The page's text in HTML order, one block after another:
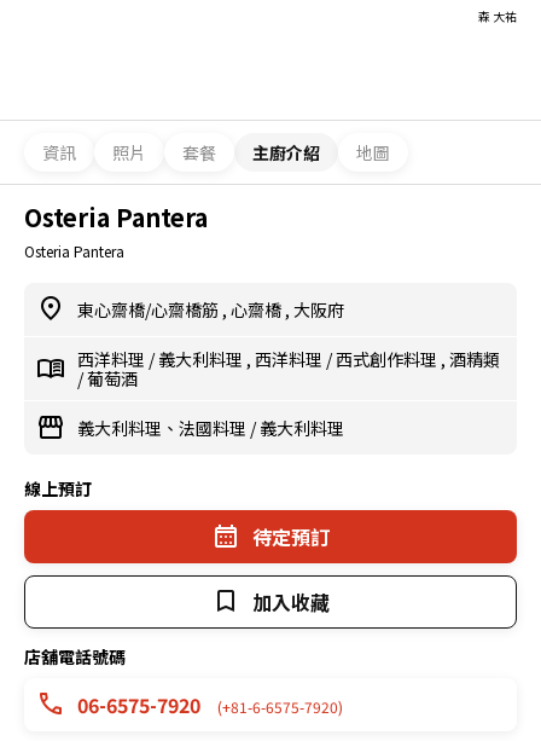
森 大祐
資訊 照片 套餐 主廚介紹 地圖
Osteria Pantera
Osteria Pantera
東心齋橋/心齋橋筋 , 心齋橋 , 大阪府
西洋料理 /義大利料理 , 西洋料理 /西式創作料理 , 酒精類
/葡萄酒
義大利料理、法國料理 /義大利料理
線上預訂
待定預訂
加入收藏
店舖電話號碼
06-6575-7920 (+81-6-6575-7920)